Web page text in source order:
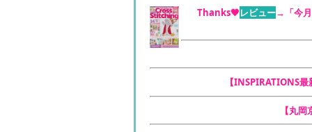
Thanks🧡レビュー→「今
【INSPIRATIONS最
【丸